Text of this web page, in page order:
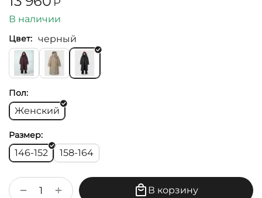
В наличии
Цвет: черный
Пол:
Женский
Размер:
146-152 158-164
+
− В корзину